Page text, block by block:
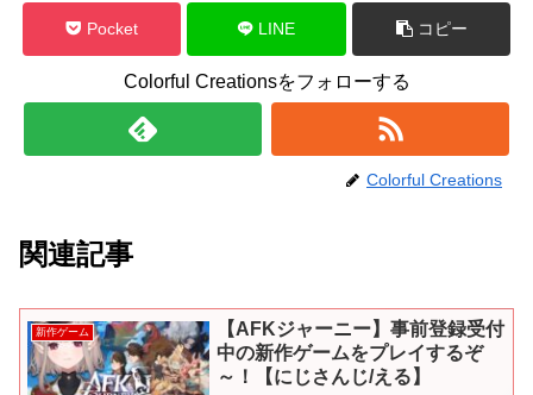
Pocket LINE コピー
Colorful Creationsをフォローする
Colorful Creations
関連記事
新作ゲーム
【AFKジャーニー】事前登録受付
中の新作ゲームをプレイするぞ
～！【にじさんじ/える】